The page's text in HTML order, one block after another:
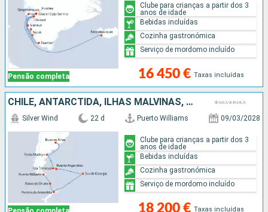
Pensão completa 16 450 € Taxas incluídas
Clube para crianças a partir dos 3
anos de idade
Bebidas incluídas
Cozinha gastronómica
Serviço de mordomo incluído
CHILE, ANTARCTIDA, ILHAS MALVINAS, ARGENTINA
Silver Wind 22 d Puerto Williams 09/03/2028
18 200 € Taxas incluídas
Clube para crianças a partir dos 3
anos de idade
Bebidas incluídas
Cozinha gastronómica
Serviço de mordomo incluído